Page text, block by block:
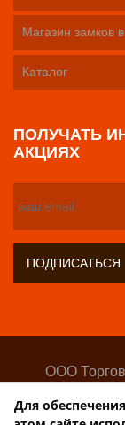
Магазин замков
Каталог
ПОЛУЧАТЬ
АКЦИЯХ
ООО
Для